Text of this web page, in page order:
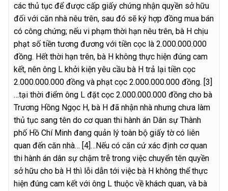
các thủ tục để được cấp giấy chứng nhận quyền sở hữu
đối với căn nhà nêu trên, sau đó sẽ ký hợp đồng mua bán
có công chứng; nếu vi phạm thời hạn nêu trên, bà H chịu
phạt số tiền tương đương với tiền cọc là 2.000.000.000
đồng. Hết thời hạn trên, bà H không thực hiện đúng cam
kết, nên ông L khởi kiện yêu cầu bà H trả lại tiền cọc
2.000.000.000 đồng và phạt cọc 2.000.000.000 đồng. [3]
…tại thời điểm ông L đặt cọc 2.000.000.000 đồng cho bà
Trương Hồng Ngọc H, bà H đã nhận nhà nhưng chưa làm
thủ tục sang tên do cơ quan thi hành án Dân sự Thành
phố Hồ Chí Minh đang quản lý toàn bộ giấy tờ có liên
quan đến căn nhà… [4]…Nếu có căn cứ xác định cơ quan
thi hành án dân sự chậm trễ trong việc chuyển tên quyền
sở hữu cho bà H thì lỗi dẫn tới việc bà H không thể thực
hiện đúng cam kết với ông L thuộc về khách quan, và bà